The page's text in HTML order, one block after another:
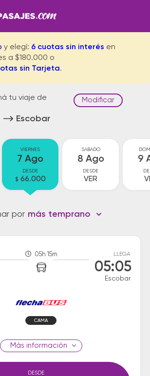
y elegí: 6 cuotas sin interés en
a $180.000 o
sin Tarjeta.
tu viaje de
Escobar
Modificar
VIERNES
7 Ago
DESDE
$ 66.000
SABADO
8 Ago
DESDE
VER
9
por más temprano
05h 15m LLEGA
05:05
Escobar
CAMA
información
DESDE